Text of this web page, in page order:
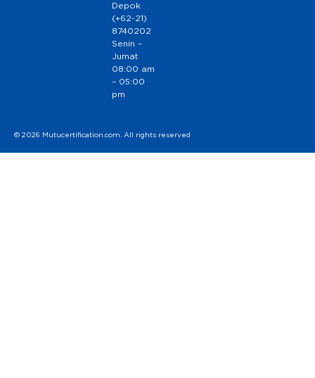
Depok
(+62-21)
8740202
Senin –
Jumat
08:00 am
– 05:00
pm
© 2026 Mutucertification.com. All rights reserved